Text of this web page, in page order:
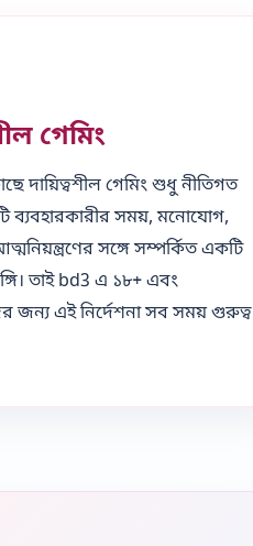
গেমিং
দায়িত্বশীল গেমিং শুধু নীতিগত
ব্যবহারকারীর সময়, মনোযোগ,
সঙ্গে সম্পর্কিত একটি
তাই bd3 এ ১৮+ এবং
জন্য এই নির্দেশনা সব সময় গুরুত্ব